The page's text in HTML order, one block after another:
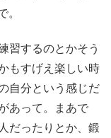
。
習するのとかそう
もすげえ楽しい時
自分という感じだ
あって。まあで
だったりとか、鍛